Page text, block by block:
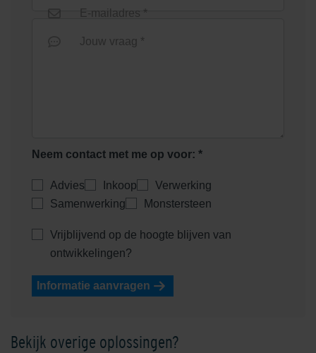
E-mailadres *
Jouw vraag *
Neem contact met me op voor: *
Advies Inkoop
Verwerking
Samenwerking
Monstersteen
Vrijblijvend op de hoogte blijven van
ontwikkelingen?
Informatie aanvragen
Bekijk overige oplossingen?